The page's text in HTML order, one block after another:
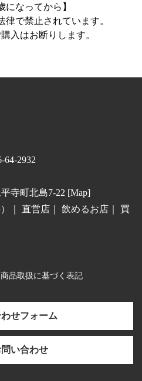
になってから】
で禁止されています。
入はお断りします。
64-2932
寺町北島7-22 [Map]
直営店 飲めるお店
買
品取扱に基づく表記
せフォーム
い合わせ